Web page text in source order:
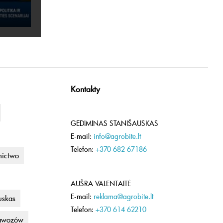
Kontakty
GEDIMINAS STANIŠAUSKAS
E-mail: info@agrobite.lt
Telefon: +370 682 67186
AUŠRA VALENTAITĖ
E-mail: reklama@agrobite.lt
Telefon: +370 614 62210